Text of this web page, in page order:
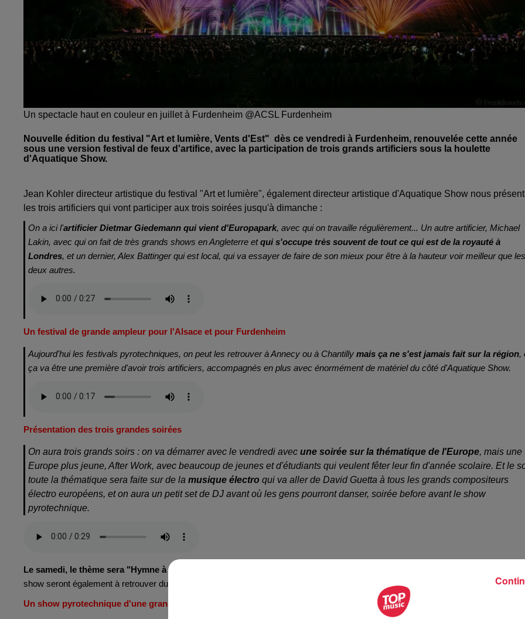
Un spectacle haut en couleur en juillet à Furdenheim @ACSL Furdenheim
Nouvelle édition du festival "Art et lumière, Vents d'Est" dès ce vendredi à Furdenheim, renouvelée cette année
sous une version festival de feux d'artifice, avec la participation de trois grands artificiers sous la houlette
d'Aquatique Show.
Jean Kohler directeur artistique du festival "Art et lumière", également directeur artistique d'Aquatique Show nous
les trois artificiers qui vont participer aux trois soirées jusqu'à dimanche :
On a ici l'artificier Dietmar Giedemann qui vient d'Europapark, avec qui on travaille régulièrement... Un autre artificier, Michael
Lakin, avec qui on fait de très grands shows en Angleterre etqui s'occupe très souvent de tout ce qui est de la royauté à
Londres, et un dernier, Alex Battinger qui est local, qui va essayer de faire de son mieux pour être à la hauteur voir meilleur que les
deux autres.
Un festival de grande ampleur pour l'Alsace et pour Furdenheim
Aujourd'hui les festivals pyrotechniques, on peut les retrouver à Annecy ou à Chantilly mais ça ne s'est jamais fait sur la région,
ça va être une première d'avoir trois artificiers, accompagnés en plus avec énormément de matériel du côté d'Aquatique Show.
Présentation des trois grandes soirées
On aura trois grands soirs : on va démarrer avec le vendredi avec une soirée sur la thématique de l'Europe, mais une
Europe plus jeune, After Work, avec beaucoup de jeunes et d'étudiants qui veulent fêter leur fin d'année scolaire. Et le
toute la thématique sera faite sur de la musique électro qui va aller de David Guetta à tous les grands compositeurs
électro européens, et on aura un petit set de DJ avant où les gens pourront danser, soirée before avant le show
pyrotechnique.
Le samedi, le thème sera "Hymne à l'Europe" et le dimanche "Foot Legend"
show seront également à retrouver durant les trois jours du festival.
Un show pyrotechnique d'une grande précision